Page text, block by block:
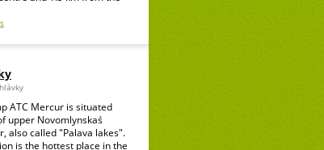
ATC Mercur is situated
upper Novomlynskaś
also called "Palava lakes".
is the hottest place in the